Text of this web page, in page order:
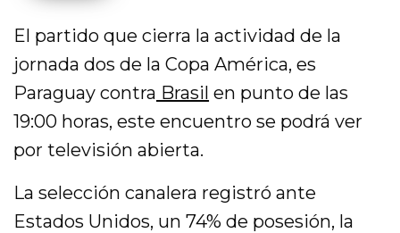
El partido que cierra la actividad de la
jornada dos de la Copa América, es
Paraguay contra Brasil en punto de las
19:00 horas, este encuentro se podrá ver
por televisión abierta.
La selección canalera registró ante
Estados Unidos, un 74% de posesión, la